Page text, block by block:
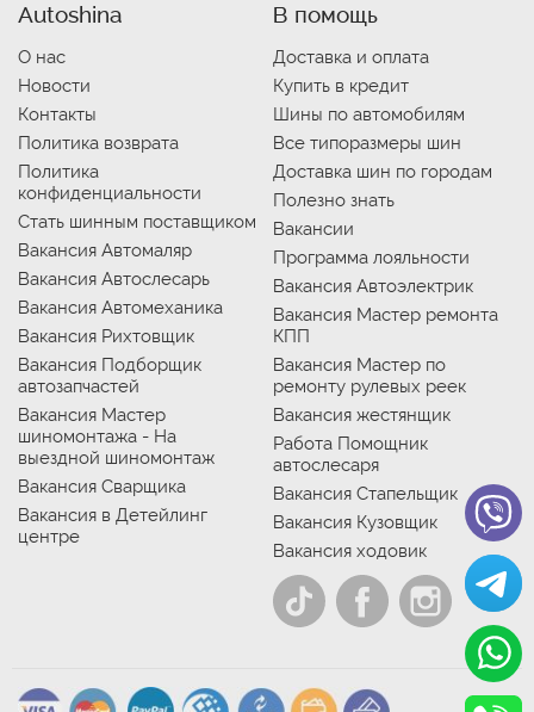
Autoshina
О нас
Новости
Контакты
Политика возврата
Политика
конфиденциальности
Стать шинным поставщиком
Вакансия Автомаляр
Вакансия Автослесарь
Вакансия Автомеханика
Вакансия Рихтовщик
Вакансия Подборщик
автозапчастей
Вакансия Мастер
шиномонтажа - На
выездной шиномонтаж
Вакансия Сварщика
Вакансия в Детейлинг
центре
В помощь
Доставка и оплата
Купить в кредит
Шины по автомобилям
Все типоразмеры шин
Доставка шин по городам
Полезно знать
Вакансии
Программа лояльности
Вакансия Автоэлектрик
Вакансия Мастер ремонта
КПП
Вакансия Мастер по
ремонту рулевых реек
Вакансия жестянщик
Работа Помощник
автослесаря
Вакансия Стапельщик
Вакансия Кузовщик
Вакансия ходовик